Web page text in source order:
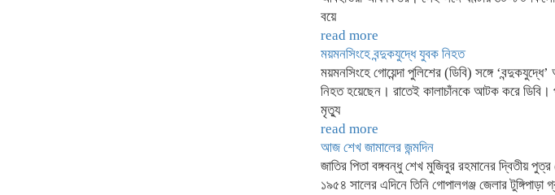
বয়ে
read more
ময়মনসিংহে বন্দুকযুদ্ধে যুবক নিহত
ময়মনসিংহে গোয়েন্দা পুলিশের (ডিবি) সঙ্গে
নিহত হয়েছেন। রাতেই কালাচাঁনকে আটক করে ডিবি।
মৃত্যু
read more
আজ শেখ জামালের জন্মদিন
জাতির পিতা বঙ্গবন্ধু শেখ মুজিবুর রহমানের দ্বিতীয়
১৯৫৪ সালের এদিনে তিনি গোপালগঞ্জ জেলার